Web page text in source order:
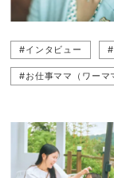
#インタビュー
#お仕事ママ（ワーマ